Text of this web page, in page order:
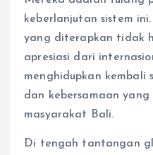
keberlanjutan sistem
yang diterapkan tidak
apresiasi dari
menghidupkan kembali
dan kebersamaan
masyarakat Bali.
Di tengah tantangan